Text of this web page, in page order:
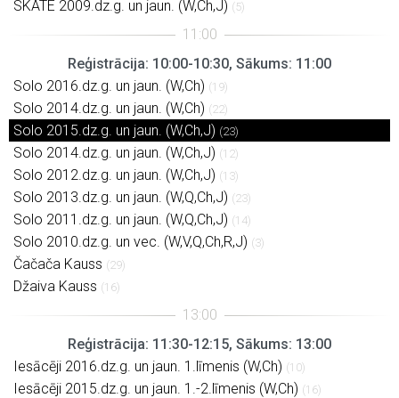
SKATE 2009.dz.g. un jaun. (W,Ch,J) (5)
Reģistrācija: 10:00-10:30, Sākums: 11:00
Solo 2016.dz.g. un jaun. (W,Ch) (19)
Solo 2014.dz.g. un jaun. (W,Ch) (22)
Solo 2015.dz.g. un jaun. (W,Ch,J) (23)
Solo 2014.dz.g. un jaun. (W,Ch,J) (12)
Solo 2012.dz.g. un jaun. (W,Ch,J) (13)
Solo 2013.dz.g. un jaun. (W,Q,Ch,J) (23)
Solo 2011.dz.g. un jaun. (W,Q,Ch,J) (14)
Solo 2010.dz.g. un vec. (W,V,Q,Ch,R,J) (3)
Čačača Kauss (29)
Džaiva Kauss (16)
Reģistrācija: 11:30-12:15, Sākums: 13:00
Iesācēji 2016.dz.g. un jaun. 1.līmenis (W,Ch) (10)
Iesācēji 2015.dz.g. un jaun. 1.-2.līmenis (W,Ch) (16)